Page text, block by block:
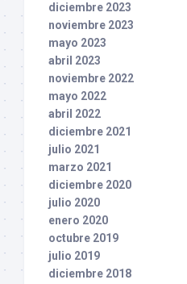
diciembre 2023
noviembre 2023
mayo 2023
abril 2023
noviembre 2022
mayo 2022
abril 2022
diciembre 2021
julio 2021
marzo 2021
diciembre 2020
julio 2020
enero 2020
octubre 2019
julio 2019
diciembre 2018